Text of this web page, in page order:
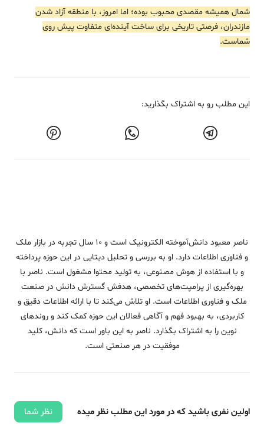
شمال همیشه مقصدی محبوب بوده؛ اما امروز، با منطقه آزاد شدن
مازندران، فرصتی تاریخی برای ساخت آینده‌ای متفاوت پیش روی
شماست.
این مطلب رو به اشتراک بگذارید:
ناصر معبود دانش‌آموخته الکترونیک است و ۱۰ سال تجربه در بازار ملک
و فناوری اطلاعات دارد. او به بررسی و تحلیل دیتایی در این حوزه پرداخته
و با استفاده از هوش مصنوعی، به تولید محتوا مشغول است. ناصر با
بهره‌گیری از پرامپت‌های تخصصی، هدفش گسترش دانش در صنعت
ملک و فناوری اطلاعات است. او تلاش می‌کند تا با ارائه اطلاعات دقیق و
کاربردی، به بهبود فهم و آگاهی فعالان این حوزه کمک کند و روندهای
نوین را به اشتراک بگذارد. ناصر به این باور است که دانش، کلید
موفقیت در هر صنعتی است.
اولین نفری باشید که در مورد این مطلب نظر میده نظر شما